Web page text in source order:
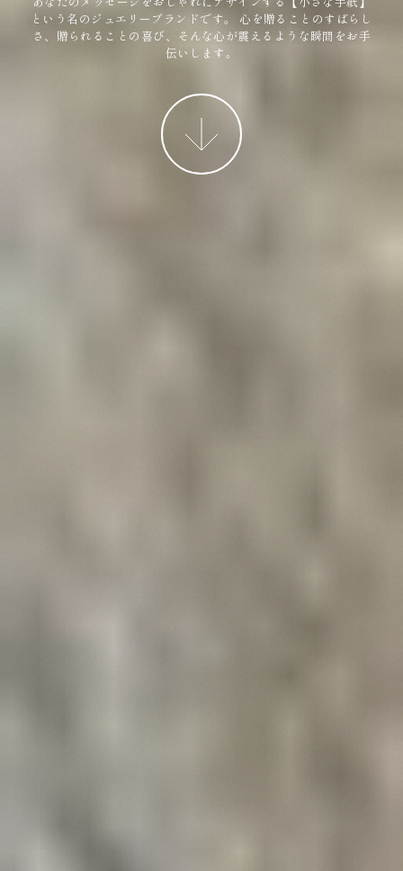
という名のジュエリーブランドです。
心を贈ることのすばらし
さ、贈られることの喜び、そんな心が震えるような瞬間をお手
伝いします。